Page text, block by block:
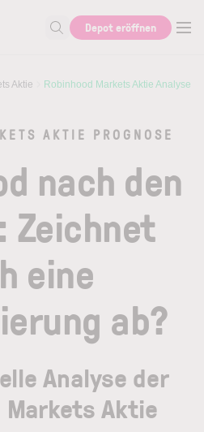
Suche nach Aktie, Autor...
Depot eröffnen
Aktie Robinhood Markets Aktie Analyse
AKTIE PROGNOSE
nach den
Zeichnet
eine
ab?
Analyse der
Markets Aktie